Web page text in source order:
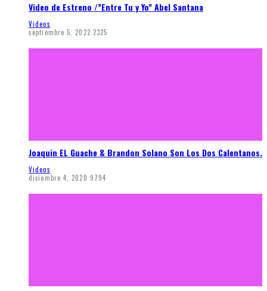
Video de Estreno /”Entre Tu y Yo” Abel Santana
Videos
septiembre 5, 2022 2325
Joaquin EL Guache & Brandon Solano Son Los Dos Calentanos.
Videos
diciembre 4, 2020 9794